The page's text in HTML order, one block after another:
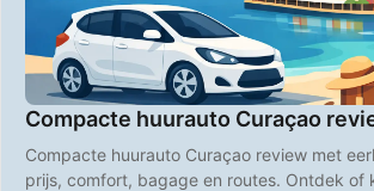
Compacte huurauto Curaçao
Compacte huurauto Curaçao review met
prijs, comfort, bagage en routes. Ontdek of